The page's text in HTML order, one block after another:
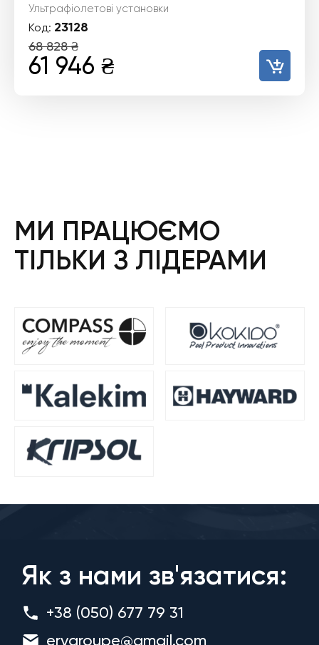
Ультрафіолетові установки
Код: 23128
68 828₴
Оригінальна
61 946 ₴
МИ ПРАЦЮЄМО
ТІЛЬКИ З ЛІДЕРАМИ
Як з нами зв'язатися:
+38 (050) 677 79 31
ervgroupe@gmail.com